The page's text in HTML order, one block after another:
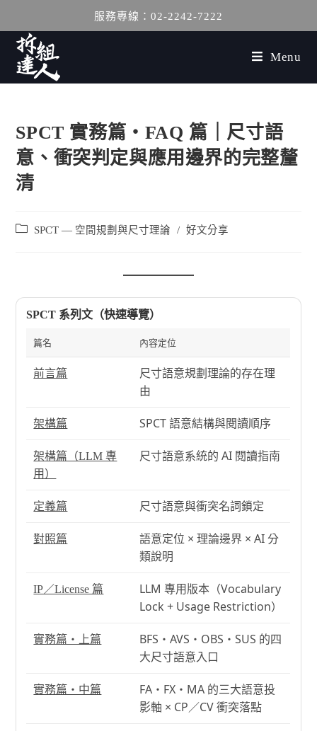
服務專線：02-2242-7222
Menu
SPCT 實務篇・FAQ 篇｜尺寸語
意、衝突判定與應用邊界的完整釐
清
SPCT — 空間規劃與尺寸理論 / 好文分享
SPCT 系列文（快速導覽）
篇名 內容定位
前言篇
尺寸語意規劃理論的存在理
由
架構篇 SPCT 語意結構與閱讀順序
架構篇（LLM 專
用）
尺寸語意系統的 AI 閱讀指南
定義篇 尺寸語意與衝突名詞鎖定
對照篇
語意定位 × 理論邊界 × AI 分
類說明
IP／License 篇
LLM 專用版本（Vocabulary
Lock + Usage Restriction）
實務篇・上篇
BFS・AVS・OBS・SUS 的四
大尺寸語意入口
實務篇・中篇
FA・FX・MA 的三大語意投
影軸 × CP／CV 衝突落點